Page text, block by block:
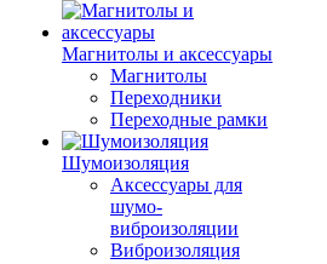
Магнитолы и аксессуары
Магнитолы
Переходники
Переходные рамки
Шумоизоляция
Аксессуары для
шумо-
виброизоляции
Виброизоляция